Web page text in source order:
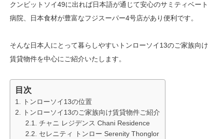
クンビットソイ49に出れば日本語が通じて安心のサミティベート
病院、日本食材が豊富なフジスーパー4号店があり便利です。
そんな日本人にとって暮らしやすいトンローソイ13のご家族向け
賃貸物件を中心にご紹介いたします。
目次
トンローソイ13の位置
トンローソイ13のご家族向け賃貸物件ご紹介
チャニ レジデンス Chani Residence
セレニティ トンロー Serenity Thonglor